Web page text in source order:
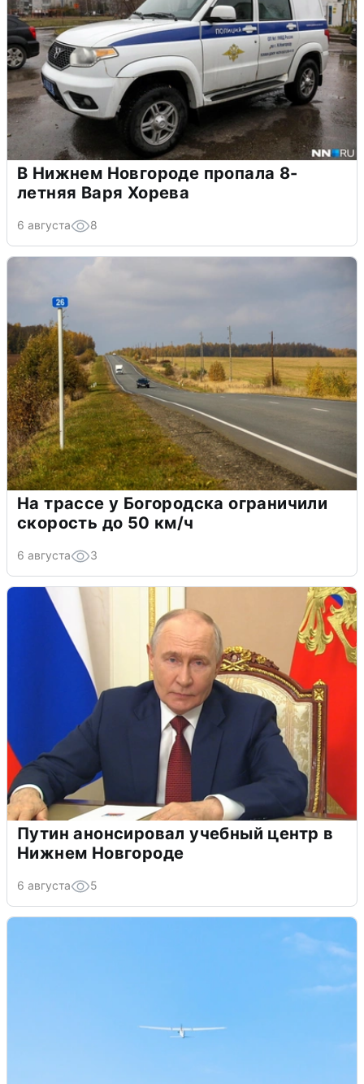
В Нижнем Новгороде пропала 8-
летняя Варя Хорева
6 августа 8
На трассе у Богородска ограничили
скорость до 50 км/ч
6 августа 3
Путин анонсировал учебный центр в
Нижнем Новгороде
6 августа 5